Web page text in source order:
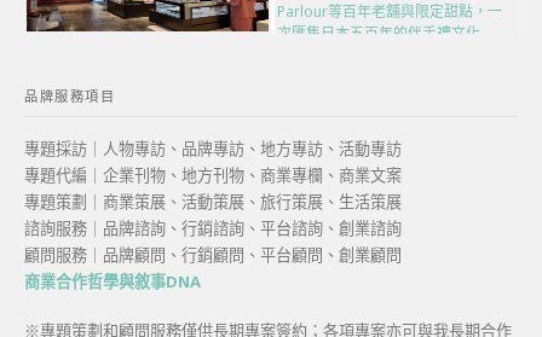
Parlour等百年老舖與限定甜點，一
次匯集日本五百年的伴手禮文化
品牌服務項目
專題採訪｜人物專訪、品牌專訪、地方專訪、活動專訪
專題代編｜企業刊物、地方刊物、商業專欄、商業文案
專題策劃｜商業策展、活動策展、旅行策展、生活策展
諮詢服務｜品牌諮詢、行銷諮詢、平台諮詢、創業諮詢
顧問服務｜品牌顧問、行銷顧問、平台顧問、創業顧問
商業合作哲學與敘事DNA
※專題策劃和顧問服務僅供長期專案簽約；各項專案亦可與我長期合作